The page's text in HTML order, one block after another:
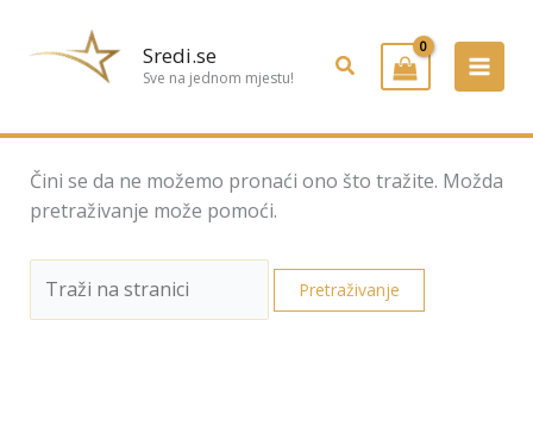
Sredi.se
Sve na jednom mjestu! Pretraživanje
Čini se da ne možemo pronaći ono što tražite. Možda
pretraživanje može pomoći.